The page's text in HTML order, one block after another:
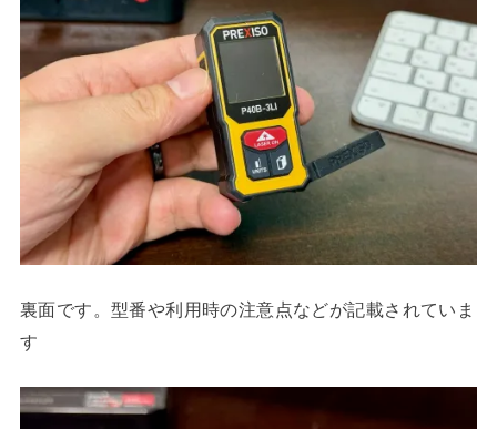
裏面です。型番や利用時の注意点などが記載されていま
す